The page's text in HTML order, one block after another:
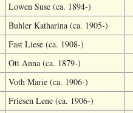
Lowen Suse (ca. 1894-)
Buhler Katharina (ca. 1905-)
Fast Liese (ca. 1908-)
Ott Anna (ca. 1879-)
Voth Marie (ca. 1906-)
Friesen Lene (ca. 1906-)